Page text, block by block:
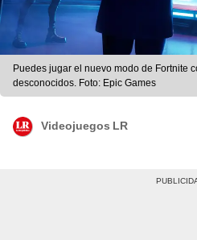
Puedes jugar el nuevo modo de Fortnite
desconocidos. Foto: Epic Games
Videojuegos LR